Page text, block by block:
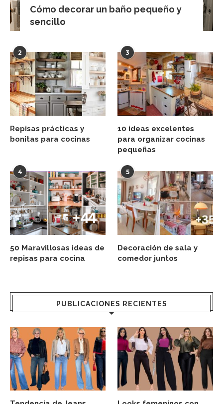
Cómo decorar un baño pequeño y
sencillo
2
Repisas prácticas y
bonitas para cocinas
3
10 ideas excelentes
para organizar cocinas
pequeñas
4
50 Maravillosas ideas de
repisas para cocina
5
Decoración de sala y
comedor juntos
PUBLICACIONES RECIENTES